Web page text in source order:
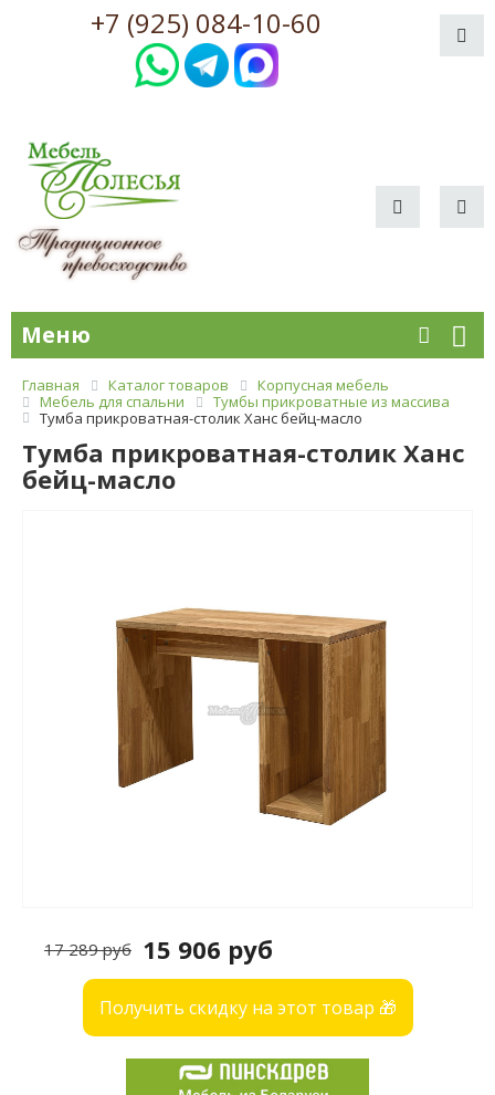
+7 (925) 084-10-60
Меню
Главная Каталог товаров
Корпусная мебель
Мебель для спальни
Тумбы прикроватные из массива
Тумба прикроватная-столик Ханс бейц-масло
Тумба прикроватная-столик Ханс
бейц-масло
15 906 руб
17 289 руб
Получить скидку на этот товар 🎁